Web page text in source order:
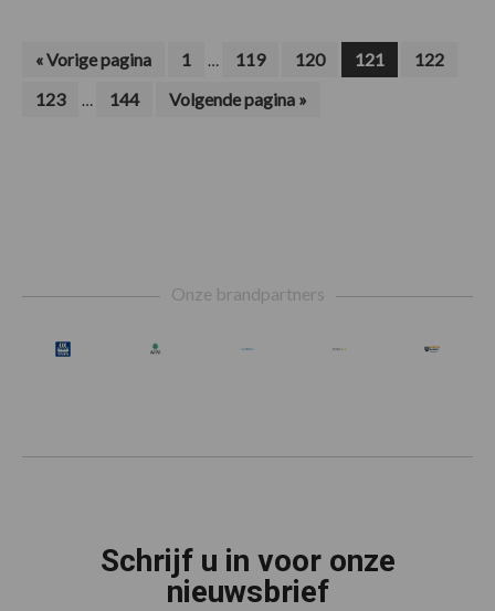
«Ga
Vorige pagina Pagina
1
Interim
zijn
… Pagina
119 Pagina
120 Pagina
121 Pagina
122
Pagina
123
Interim
… Pagina
144
Ga
naar
Volgende pagina »
Onze brandpartners
Schrijf u in voor onze
nieuwsbrief